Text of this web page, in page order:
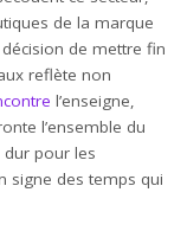
de la marque
de mettre fin
reflète non
l’enseigne,
l’ensemble du
pour les
signe des temps qui